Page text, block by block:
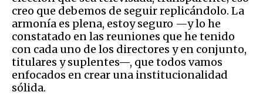
creo que debemos de seguir replicándolo. La
armonía es plena, estoy seguro —y lo he
constatado en las reuniones que he tenido
con cada uno de los directores y en conjunto,
titulares y suplentes—, que todos vamos
enfocados en crear una institucionalidad
sólida.